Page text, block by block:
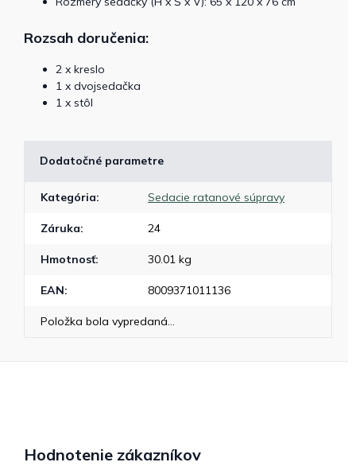
Rozsah doručenia:
2 x kreslo
1 x dvojsedačka
1 x stôl
Dodatočné parametre
Kategória: Sedacie ratanové súpravy
Záruka: 24
Hmotnosť: 30.01 kg
EAN: 8009371011136
Položka bola vypredaná…
Hodnotenie zákazníkov